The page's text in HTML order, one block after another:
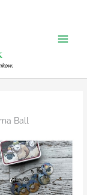
Ball